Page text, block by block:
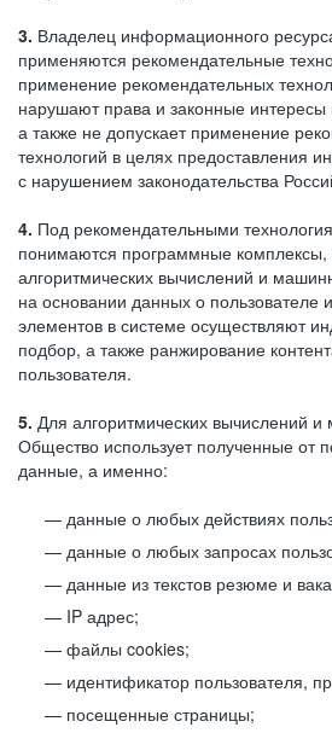
3. Владелец информационного
применяются рекомендательные
применение рекомендательных
нарушают права и законные интересы
а также не допускает применение
технологий в целях предоставления
с нарушением законодательства
4. Под рекомендательными
понимаются программные
алгоритмических вычислений и
на основании данных о пользователе
элементов в системе осуществляют
подбор, а также ранжирование
пользователя.
5. Для алгоритмических вычислений
Общество использует полученные от
данные, а именно:
данные о любых действиях
данные о любых запросах
данные из текстов резюме и
IP адрес;
файлы cookies;
идентификатор пользователя,
посещенные страницы;